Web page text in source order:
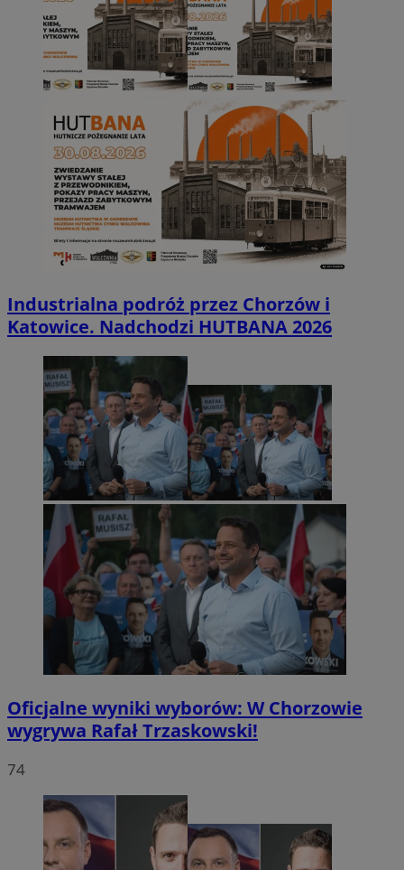
Industrialna podróż przez Chorzów i
Katowice. Nadchodzi HUTBANA 2026
Oficjalne wyniki wyborów: W Chorzowie
wygrywa Rafał Trzaskowski!
74